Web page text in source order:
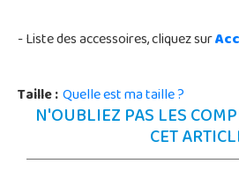
- Liste des accessoires, cliquez sur
Taille :Quelle est ma taille ?
N'OUBLIEZ PAS LES
CET